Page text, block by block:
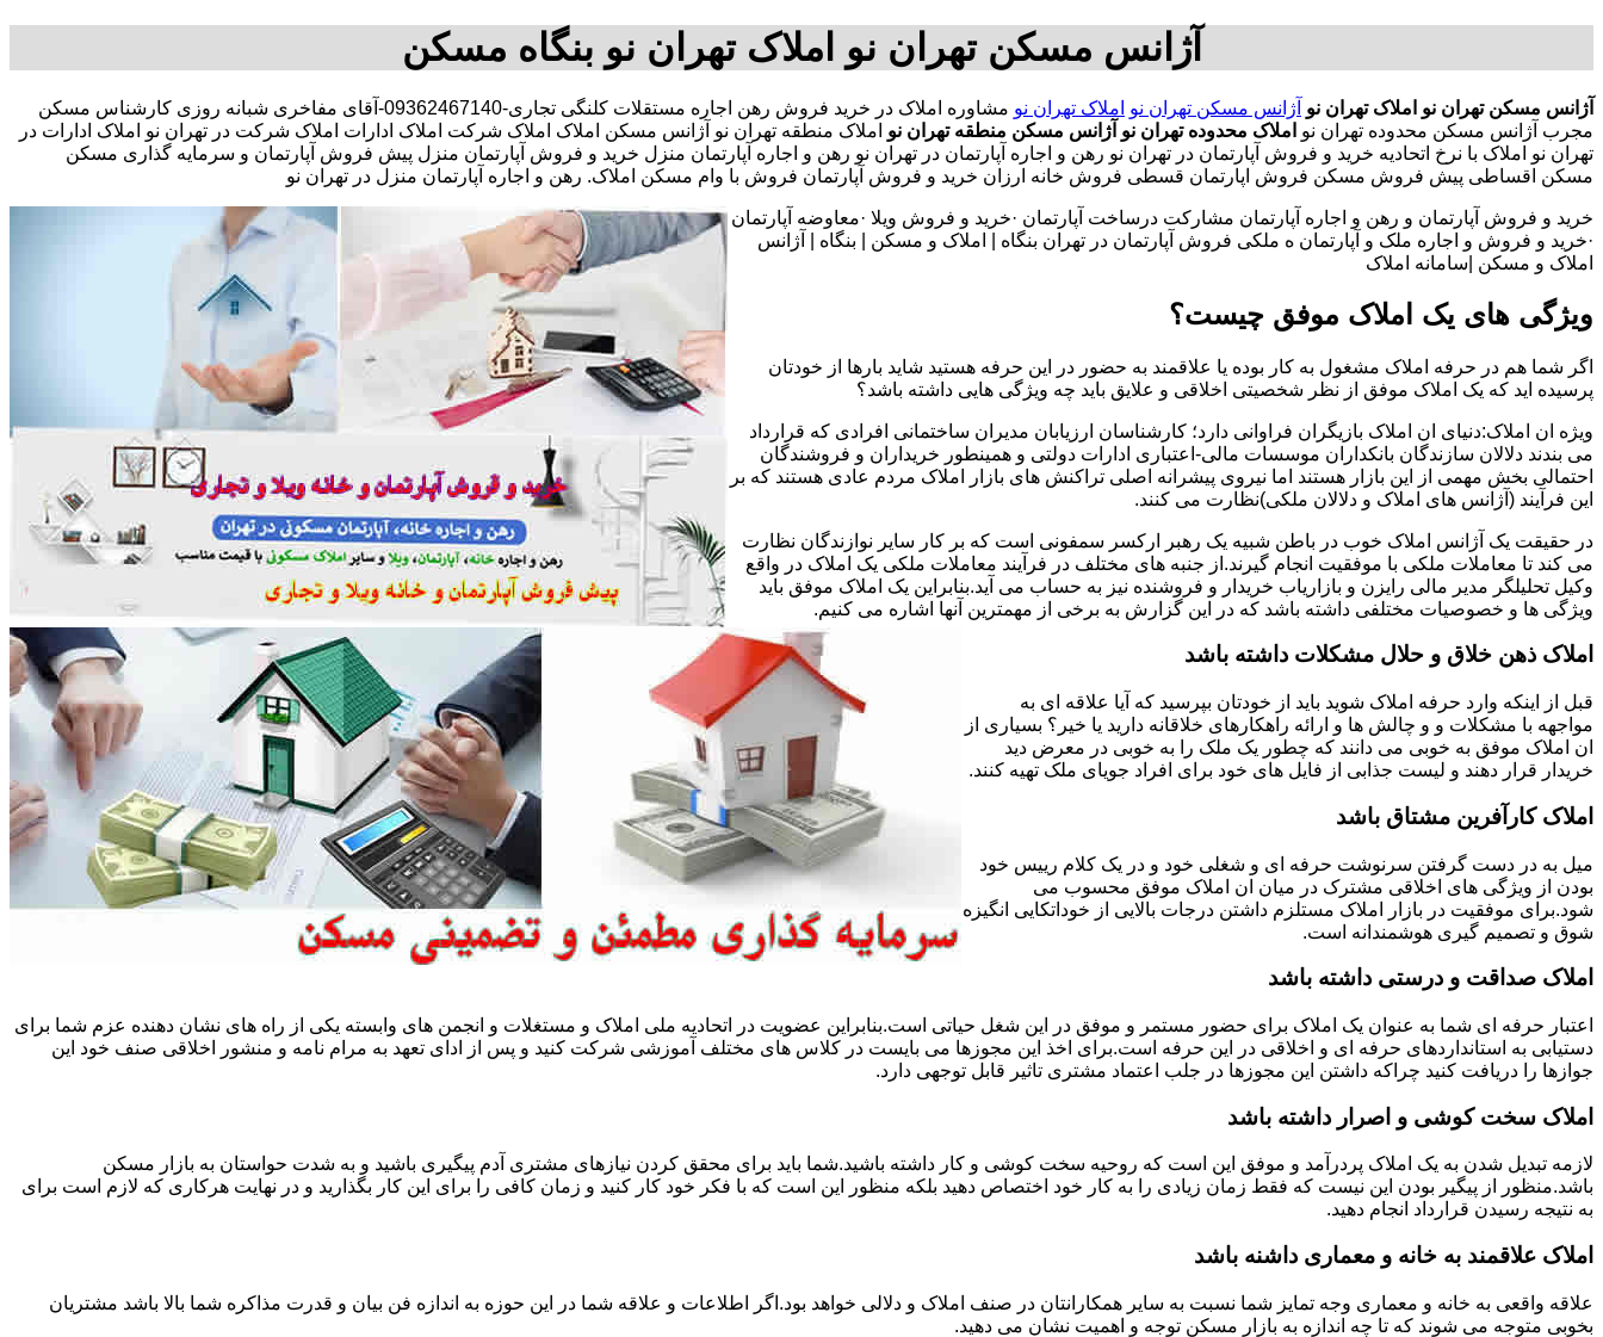
آژانس مسکن تهران نو املاک تهران نو بنگاه مسکن
آژانس مسکن تهران نو املاک تهران نو آژانس مسکن تهران نو املاک تهران نو
مشاوره املاک در خرید فروش رهن اجاره مستقلات کلنگی تجاری-09362467140-آقای مفاخری شبانه روزی کارشناس مسکن
مجرب آژانس مسکن محدوده تهران نو املاک محدوده تهران نو آژانس مسکن منطقه تهران نو املاک منطقه تهران نو آژانس مسکن املاک املاک شرکت املاک ادارات املاک شرکت در تهران نو املاک ادارات در
تهران نو املاک با نرخ اتحادیه خرید و فروش آپارتمان در تهران نو رهن و اجاره آپارتمان در تهران نو رهن و اجاره آپارتمان منزل خرید و فروش آپارتمان منزل پیش فروش آپارتمان و سرمایه گذاری مسکن
مسکن اقساطی پیش فروش مسکن فروش اپارتمان قسطی فروش خانه ارزان خرید و فروش آپارتمان فروش با وام مسکن املاک. رهن و اجاره آپارتمان منزل در تهران نو
خرید و فروش آپارتمان و رهن و اجاره آپارتمان مشارکت درساخت آپارتمان ·خرید و فروش ویلا ·معاوضه آپارتمان
·خرید و فروش و اجاره ملک و آپارتمان ه ملکی فروش آپارتمان در تهران بنگاه | املاک و مسکن | بنگاه | آژانس
املاک و مسکن |سامانه املاک
ویژگی های یک املاک موفق چیست؟
اگر شما هم در حرفه املاک مشغول به کار بوده یا علاقمند به حضور در این حرفه هستید شاید بارها از خودتان
پرسیده اید که یک املاک موفق از نظر شخصیتی اخلاقی و علایق باید چه ویژگی هایی داشته باشد؟
ویژه ان املاک:دنیای ان املاک بازیگران فراوانی دارد؛ کارشناسان ارزیابان مدیران ساختمانی افرادی که قرارداد
می بندند دلالان سازندگان بانکداران موسسات مالی-اعتباری ادارات دولتی و همینطور خریداران و فروشندگان
احتمالی بخش مهمی از این بازار هستند اما نیروی پیشرانه اصلی تراکنش های بازار املاک مردم عادی هستند که بر
این فرآیند (آژانس های املاک و دلالان ملکی)نظارت می کنند.
در حقیقت یک آژانس املاک خوب در باطن شبیه یک رهبر ارکسر سمفونی است که بر کار سایر نوازندگان نظارت
می کند تا معاملات ملکی با موفقیت انجام گیرند.از جنبه های مختلف در فرآیند معاملات ملکی یک املاک در واقع
وکیل تحلیلگر مدیر مالی رایزن و بازاریاب خریدار و فروشنده نیز به حساب می آید.بنابراین یک املاک موفق باید
ویژگی ها و خصوصیات مختلفی داشته باشد که در این گزارش به برخی از مهمترین آنها اشاره می کنیم.
املاک ذهن خلاق و حلال مشکلات داشته باشد
قبل از اینکه وارد حرفه املاک شوید باید از خودتان بپرسید که آیا علاقه ای به
مواجهه با مشکلات و و چالش ها و ارائه راهکارهای خلاقانه دارید یا خیر؟ بسیاری از
ان املاک موفق به خوبی می دانند که چطور یک ملک را به خوبی در معرض دید
خریدار قرار دهند و لیست جذابی از فایل های خود برای افراد جویای ملک تهیه کنند.
املاک کارآفرین مشتاق باشد
میل به در دست گرفتن سرنوشت حرفه ای و شغلی خود و در یک کلام رییس خود
بودن از ویژگی های اخلاقی مشترک در میان ان املاک موفق محسوب می
شود.برای موفقیت در بازار املاک مستلزم داشتن درجات بالایی از خوداتکایی انگیزه
شوق و تصمیم گیری هوشمندانه است.
املاک صداقت و درستی داشته باشد
اعتبار حرفه ای شما به عنوان یک املاک برای حضور مستمر و موفق در این شغل حیاتی است.بنابراین عضویت در اتحادیه ملی املاک و مستغلات و انجمن های وابسته یکی از راه های نشان دهنده عزم شما برای
دستیابی به استانداردهای حرفه ای و اخلاقی در این حرفه است.برای اخذ این مجوزها می بایست در کلاس های مختلف آموزشی شرکت کنید و پس از ادای تعهد به مرام نامه و منشور اخلاقی صنف خود این
جوازها را دریافت کنید چراکه داشتن این مجوزها در جلب اعتماد مشتری تاثیر قابل توجهی دارد.
املاک سخت کوشی و اصرار داشته باشد
لازمه تبدیل شدن به یک املاک پردرآمد و موفق این است که روحیه سخت کوشی و کار داشته باشید.شما باید برای محقق کردن نیازهای مشتری آدم پیگیری باشید و به شدت حواستان به بازار مسکن
باشد.منظور از پیگیر بودن این نیست که فقط زمان زیادی را به کار خود اختصاص دهید بلکه منظور این است که با فکر خود کار کنید و زمان کافی را برای این کار بگذارید و در نهایت هرکاری که لازم است برای
به نتیجه رسیدن قرارداد انجام دهید.
املاک علاقمند به خانه و معماری داشنه باشد
علاقه واقعی به خانه و معماری وجه تمایز شما نسبت به سایر همکارانتان در صنف املاک و دلالی خواهد بود.اگر اطلاعات و علاقه شما در این حوزه به اندازه فن بیان و قدرت مذاکره شما بالا باشد مشتریان
بخوبی متوجه می شوند که تا چه اندازه به بازار مسکن توجه و اهمیت نشان می دهید.